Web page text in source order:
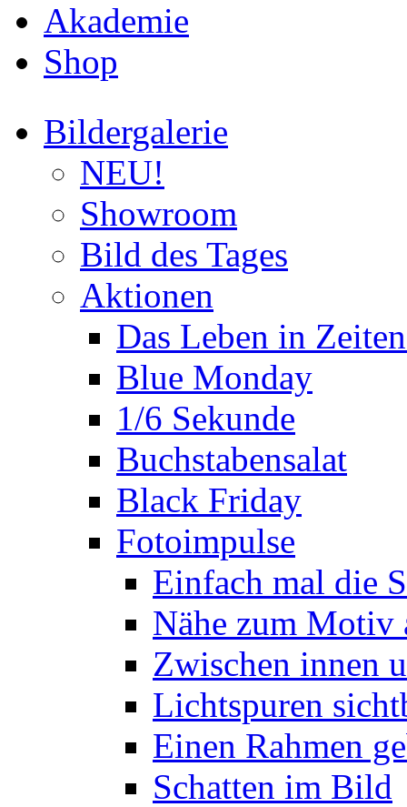
Akademie
Shop
Bildergalerie
NEU!
Showroom
Bild des Tages
Aktionen
Das Leben in
Blue Monday
1/6 Sekunde
Buchstabensalat
Black Friday
Fotoimpulse
Einfach mal die
Nähe zum Motiv
Zwischen innen
Lichtspuren
Einen Rahmen
Schatten im Bild